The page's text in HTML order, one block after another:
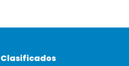
Clasificados